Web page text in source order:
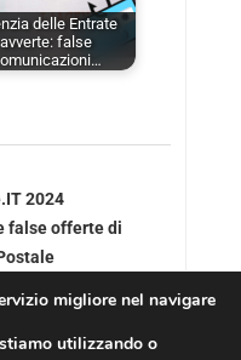
delle Entrate
avverte: false
2024
false offerte di
migliore nel navigare
utilizzando o